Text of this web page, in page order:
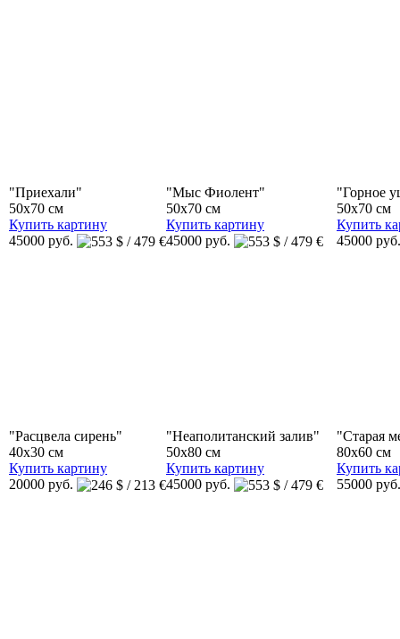
"Приехали"
50x70 см
Купить картину
45000 руб.
"Мыс Фиолент"
50x70 см
Купить картину
45000 руб.
"Горное
50x70 см
Купить
45000
"Расцвела сирень"
40x30 см
Купить картину
20000 руб.
"Неаполитанский залив"
50x80 см
Купить картину
45000 руб.
"Старая
80x60 см
Купить
55000